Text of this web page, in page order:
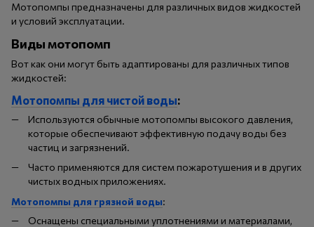
Мотопомпы предназначены для различных видов жидкостей
и условий эксплуатации.
Виды мотопомп
Вот как они могут быть адаптированы для различных типов
жидкостей:
Мотопомпы для чистой воды:
Используются обычные мотопомпы высокого давления,
которые обеспечивают эффективную подачу воды без
частиц и загрязнений.
Часто применяются для систем пожаротушения и в других
чистых водных приложениях.
Мотопомпы для грязной воды:
Оснащены специальными уплотнениями и материалами,